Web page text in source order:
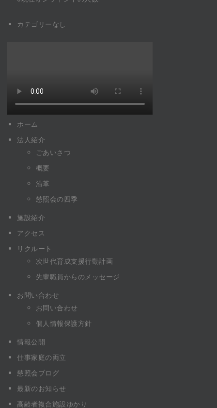
カテゴリーなし
ホーム
法人紹介
ごあいさつ
概要
沿革
慈照会の四季
施設紹介
アクセス
リクルート
次世代育成支援行動計画
先輩職員からのメッセージ
お問い合わせ
お問い合わせ
個人情報保護方針
情報公開
仕事家庭の両立
慈照会ブログ
最新のお知らせ
高齢者複合施設ゆかり